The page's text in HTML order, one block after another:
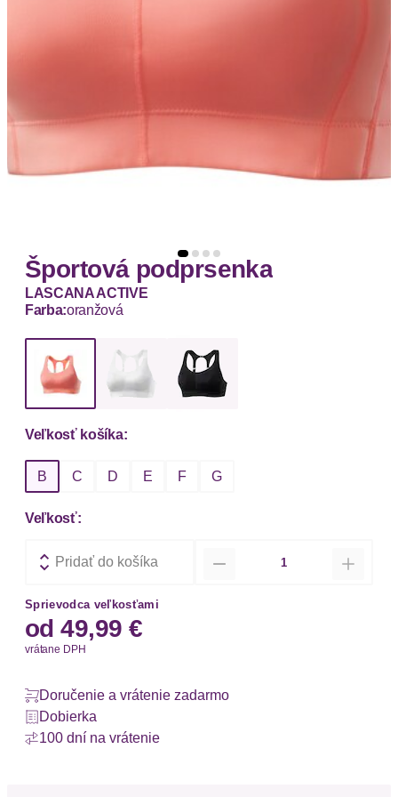
Športová podprsenka
LASCANA ACTIVE
Farba:oranžová
Veľkosť košíka:
B C D E F G
Veľkosť:
Pridať do košíka
Sprievodca veľkosťami
od 49,99 €
vrátane DPH
Doručenie a vrátenie zadarmo
Dobierka
100 dní na vrátenie